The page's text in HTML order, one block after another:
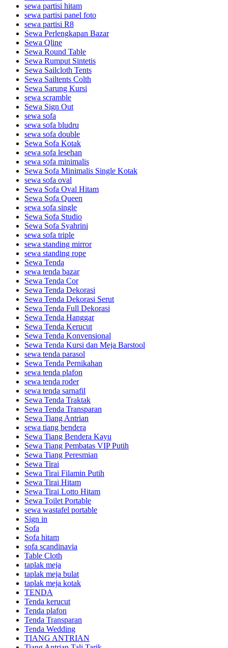
sewa partisi hitam
sewa partisi panel foto
sewa partisi R8
Sewa Perlengkapan Bazar
Sewa Qline
Sewa Round Table
Sewa Rumput Sintetis
Sewa Sailcloth Tents
Sewa Sailtents Colth
Sewa Sarung Kursi
sewa scramble
Sewa Sign Out
sewa sofa
sewa sofa bludru
sewa sofa double
Sewa Sofa Kotak
sewa sofa lesehan
sewa sofa minimalis
Sewa Sofa Minimalis Single Kotak
sewa sofa oval
Sewa Sofa Oval Hitam
Sewa Sofa Queen
sewa sofa single
Sewa Sofa Studio
Sewa Sofa Syahrini
sewa sofa triple
sewa standing mirror
sewa standing rope
Sewa Tenda
sewa tenda bazar
Sewa Tenda Cor
Sewa Tenda Dekorasi
Sewa Tenda Dekorasi Serut
Sewa Tenda Full Dekorasi
Sewa Tenda Hanggar
Sewa Tenda Kerucut
Sewa Tenda Konvensional
Sewa Tenda Kursi dan Meja Barstool
sewa tenda parasol
Sewa Tenda Pernikahan
sewa tenda plafon
sewa tenda roder
sewa tenda sarnafil
Sewa Tenda Traktak
Sewa Tenda Transparan
Sewa Tiang Antrian
sewa tiang bendera
Sewa Tiang Bendera Kayu
Sewa Tiang Pembatas VIP Putih
Sewa Tiang Peresmian
Sewa Tirai
Sewa Tirai Filamin Putih
Sewa Tirai Hitam
Sewa Tirai Lotto Hitam
Sewa Toilet Portable
sewa wastafel portable
Sign in
Sofa
Sofa hitam
sofa scandinavia
Table Cloth
taplak meja
taplak meja bulat
taplak meja kotak
TENDA
Tenda kerucut
Tenda plafon
Tenda Transparan
Tenda Wedding
TIANG ANTRIAN